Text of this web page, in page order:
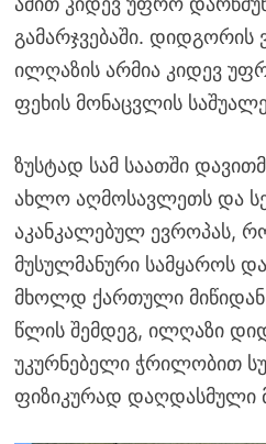
გამარჯვებაში. დიდგორის
ილღაზის არმია კიდევ
ფეხის მონაცვლის
ზუსტად სამ საათში
ახლო აღმოსავლეთს და
აკანკალებულ ევროპას,
მუსულმანური სამყაროს
მხოლდ ქართული
წლის შემდეგ, ილღაზი
უკურნებელი ჭრილობით
ფიზიკურად დაღდასმული